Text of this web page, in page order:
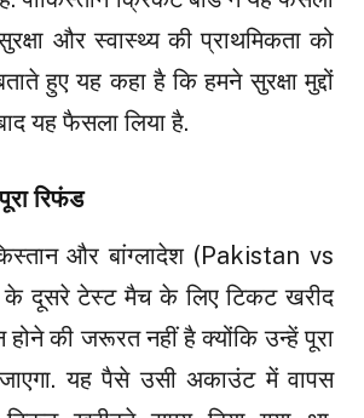
और स्वास्थ्य की प्राथमिकता को
हुए यह कहा है कि हमने सुरक्षा मुद्दों
यह फैसला लिया है.
रिफंड
और बांग्लादेश (Pakistan vs
दूसरे टेस्ट मैच के लिए टिकट खरीद
होने की जरूरत नहीं है क्योंकि उन्हें पूरा
यह पैसे उसी अकाउंट में वापस